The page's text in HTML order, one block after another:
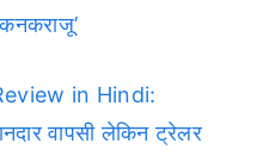
in Hindi:
वापसी लेकिन ट्रेलर